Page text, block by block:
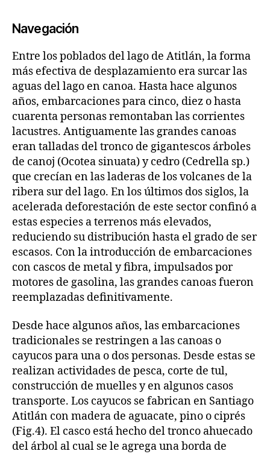
Navegación
Entre los poblados del lago de Atitlán, la forma
más efectiva de desplazamiento era surcar las
aguas del lago en canoa. Hasta hace algunos
años, embarcaciones para cinco, diez o hasta
cuarenta personas remontaban las corrientes
lacustres. Antiguamente las grandes canoas
eran talladas del tronco de gigantescos árboles
de canoj (Ocotea sinuata) y cedro (Cedrella sp.)
que crecían en las laderas de los volcanes de la
ribera sur del lago. En los últimos dos siglos, la
acelerada deforestación de este sector confinó a
estas especies a terrenos más elevados,
reduciendo su distribución hasta el grado de ser
escasos. Con la introducción de embarcaciones
con cascos de metal y fibra, impulsados por
motores de gasolina, las grandes canoas fueron
reemplazadas definitivamente.
Desde hace algunos años, las embarcaciones
tradicionales se restringen a las canoas o
cayucos para una o dos personas. Desde estas se
realizan actividades de pesca, corte de tul,
construcción de muelles y en algunos casos
transporte. Los cayucos se fabrican en Santiago
Atitlán con madera de aguacate, pino o ciprés
(Fig.4). El casco está hecho del tronco ahuecado
del árbol al cual se le agrega una borda de